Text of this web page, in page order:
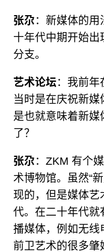
张尕 ：新媒体的
十年代中期开始出
分支。
艺术论坛：我前年
当时是在庆祝新
是也就意味着新媒
了？
张尕 ：ZKM 有个
术博物馆。虽然“
现的，但是媒体艺
代。在二十年代就
播媒体，例如无线
前卫艺术的很多肇